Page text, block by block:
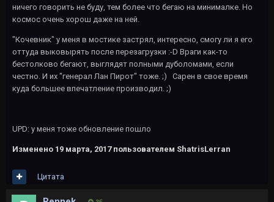
ничего говорить не буду, тем более что бегаю на минималке. Но
космос очень хорош даже на ней.
"Кочевник" у меня в мостике застрял, интересно, смогу ли я его
оттуда выковырять после перезагрузки :-D Враги как-то
бестолково бегают, выглядят полными дуболомами, если
честно. И их "генерал Лан Пирот" тоже. ;) Сарен в свое время
куда большее впечатление производил. ;)
UPD: у меня тоже обновление пошло
Изменено 19 марта, 2017пользователем ShatrisLerran
Цитата